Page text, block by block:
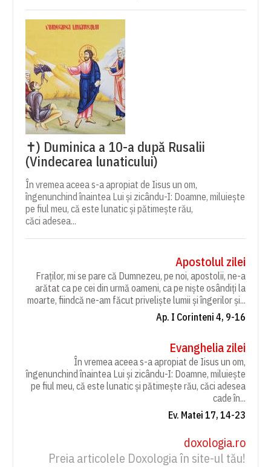
✝) Duminica a 10-a după Rusalii
(Vindecarea lunaticului)
În vremea aceea s-a apropiat de Iisus un om,
îngenunchind înaintea Lui și zicându-I: Doamne, miluiește
pe fiul meu, că este lunatic și pătimește rău,
căci adesea...
Apostolul zilei
Fraților, mi se pare că Dumnezeu, pe noi, apostolii, ne-a
arătat ca pe cei din urmă oameni, ca pe niște osândiți la
moarte, fiindcă ne-am făcut priveliște lumii și îngerilor și...
Ap. I Corinteni 4, 9-16
Evanghelia zilei
În vremea aceea s-a apropiat de Iisus un om,
îngenunchind înaintea Lui și zicându-I: Doamne, miluiește
pe fiul meu, că este lunatic și pătimește rău, căci adesea
cade în...
Ev. Matei 17, 14-23
doxologia.ro
Preia articolele Doxologia în site-ul tău!